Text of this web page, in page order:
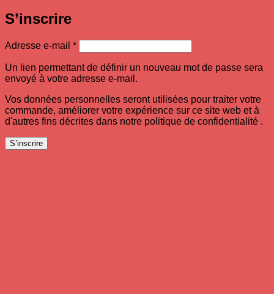
S’inscrire
Adresse e-mail *Obligatoire
Un lien permettant de définir un nouveau mot de passe sera
envoyé à votre adresse e-mail.
Vos données personnelles seront utilisées pour traiter votre
commande, améliorer votre expérience sur ce site web et à
d'autres fins décrites dans notre politique de confidentialité .
S’inscrire